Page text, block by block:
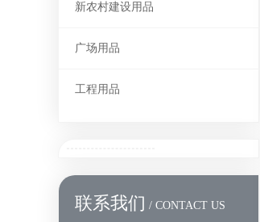
新农村建设用品
广场用品
工程用品
联系我们 / CONTACT US